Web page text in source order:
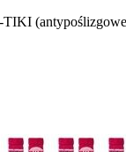
TIKI